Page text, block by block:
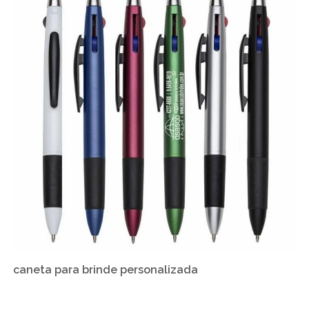
caneta para brinde personalizada